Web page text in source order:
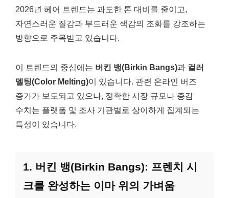
2026년 헤어 트렌드는 과도한 톤 대비를 줄이고,
자연스러운 질감과 부드러운 색감의 조화를 강조하는
방향으로 주목받고 있습니다.
이 트렌드의 중심에는 버킨 뱅(Birkin Bangs)과 컬러
멜팅(Color Melting)이 있습니다. 관련 온라인 버즈
증가가 보도되고 있으나, 정확한 시장 규모나 증감
수치는 플랫폼 및 조사 기관별로 상이하게 집계되는
특성이 있습니다.
1. 버킨 뱅(Birkin Bangs): 프렌치 시
크를 완성하는 이마 위의 가벼움